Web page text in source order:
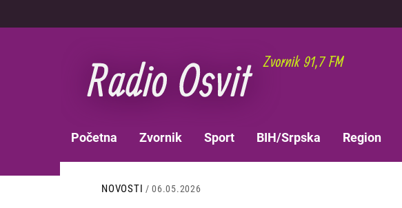
na
NAVIGATION
Početna Zvornik Sport BIH/Srpska Region
NOVOSTI / 06.05.2026